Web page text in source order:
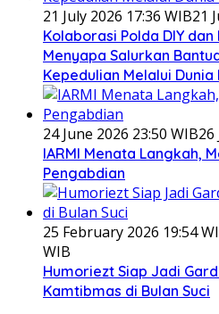
21 July 2026 17:36 WIB21
Kolaborasi Polda DIY
Menyapa Salurkan
Kepedulian Melalui Dunia
24 June 2026 23:50 WIB26
IARMI Menata Langkah,
Pengabdian
25 February 2026 19:54
WIB
Humoriezt Siap Jadi
Kamtibmas di Bulan Suci